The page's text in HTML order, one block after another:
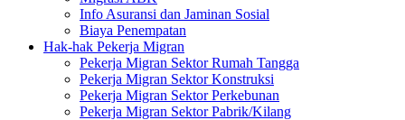
Info Asuransi dan Jaminan Sosial
Biaya Penempatan
Hak-hak Pekerja Migran
Pekerja Migran Sektor Rumah Tangga
Pekerja Migran Sektor Konstruksi
Pekerja Migran Sektor Perkebunan
Pekerja Migran Sektor Pabrik/Kilang